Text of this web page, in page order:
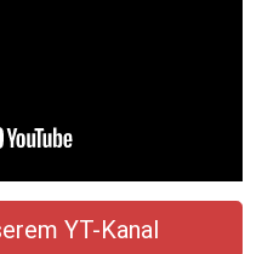
YT-Kanal